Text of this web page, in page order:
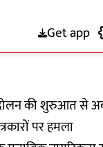
Get app
की शुरुआत से
पर हमला